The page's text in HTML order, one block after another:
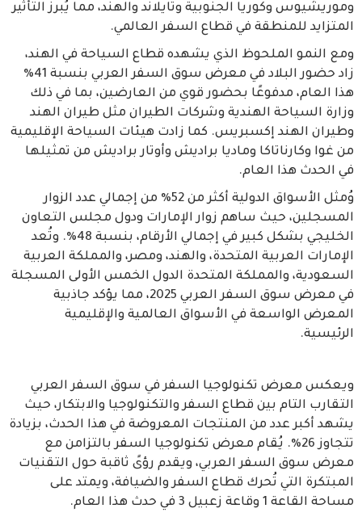
وموريشيوس وكوريا الجنوبية وتايلاند والهند، مما يُبرز التأثير
المتزايد للمنطقة في قطاع السفر العالمي.
ومع النمو الملحوظ الذي يشهده قطاع السياحة في الهند،
زاد حضور البلاد في معرض سوق السفر العربي بنسبة 41%
هذا العام، مدفوعًا بحضور قوي من العارضين، بما في ذلك
وزارة السياحة الهندية وشركات الطيران مثل طيران الهند
وطيران الهند إكسبريس. كما زادت هيئات السياحة الإقليمية
من غوا وكارناتاكا وماديا براديش وأوتار براديش من تمثيلها
في الحدث هذا العام.
وُمثل الأسواق الدولية أكثر من 52% من إجمالي عدد الزوار
المسجلين، حيث ساهم زوار الإمارات ودول مجلس التعاون
الخليجي بشكل كبير في إجمالي الأرقام، بنسبة 48%. وتُعد
الإمارات العربية المتحدة، والهند، ومصر، والمملكة العربية
السعودية، والمملكة المتحدة الدول الخمس الأولى المسجلة
في معرض سوق السفر العربي 2025، مما يؤكد جاذبية
المعرض الواسعة في الأسواق العالمية والإقليمية
الرئيسية.
ويعكس معرض تكنولوجيا السفر في سوق السفر العربي
التقارب التام بين قطاع السفر والتكنولوجيا والابتكار، حيث
يشهد أكبر عدد من المنتجات المعروضة في هذا الحدث، بزيادة
تتجاوز 26%. يُقام معرض تكنولوجيا السفر بالتزامن مع
معرض سوق السفر العربي، ويقدم رؤىً ثاقبة حول التقنيات
المبتكرة التي تُحرك قطاع السفر والضيافة، ويمتد على
مساحة القاعة 1 وقاعة زعبيل 3 في حدث هذا العام.